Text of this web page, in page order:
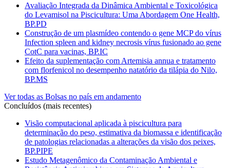
Avaliação Integrada da Dinâmica Ambiental e Toxicológica
do Levamisol na Piscicultura: Uma Abordagem One Health,
BP.PD
Construção de um plasmídeo contendo o gene MCP do vírus
Infection spleen and kidney necrosis vírus fusionado ao gene
CotC para vacinas, BP.IC
Efeito da suplementação com Artemisia annua e tratamento
com florfenicol no desempenho natatório da tilápia do Nilo,
BP.MS
Ver todas as Bolsas no país em andamento
Concluídos (mais recentes)
Visão computacional aplicada à piscicultura para
determinação do peso, estimativa da biomassa e identificação
de patologias relacionadas a alterações da visão dos peixes,
BP.PIPE
Estudo Metagenômico da Contaminação Ambiental e